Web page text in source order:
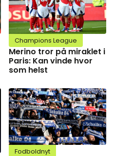
Champions League
Merino tror på miraklet i
Paris: Kan vinde hvor
som helst
Fodboldnyt